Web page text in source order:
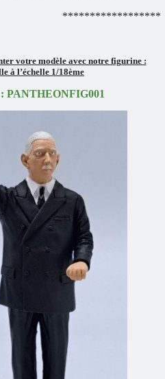
******************
votre modèle avec notre figurine :
à l’échelle 1/18ème
: PANTHEONFIG001